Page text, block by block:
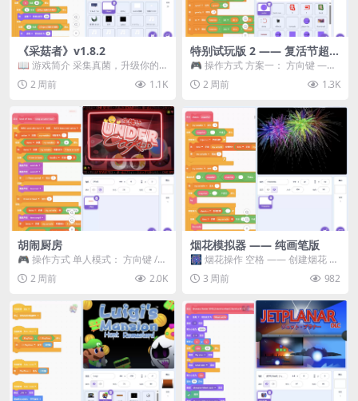
《采菇者》v1.8.2
📖 游戏简介 采集真菌，升级你的
机体，并前往未知领域探索。 这是
一款静谧的探索冒...
2 周前 1.1K
特别试玩版 2 —— 复活节超级
卡丁车赛
🎮 操作方式 方案一： 方向键 ——
移动 Z —— 跳跃 / 漂移 方案二： ...
2 周前 1.3K
胡闹厨房
🎮 操作方式 单人模式： 方向键 /
WASD —— 移动 Z / K —— 抓...
2 周前 2.0K
烟花模拟器 —— 纯画笔版
🎆 烟花操作 空格 —— 创建烟花 1
~ 3 —— 切换烟花类型 普通烟花
嘶...3 周前 982